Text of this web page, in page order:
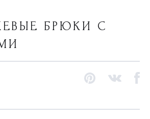
БРЮКИ С